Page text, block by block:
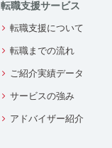
転職支援サービス
転職支援について
転職までの流れ
ご紹介実績データ
サービスの強み
アドバイザー紹介